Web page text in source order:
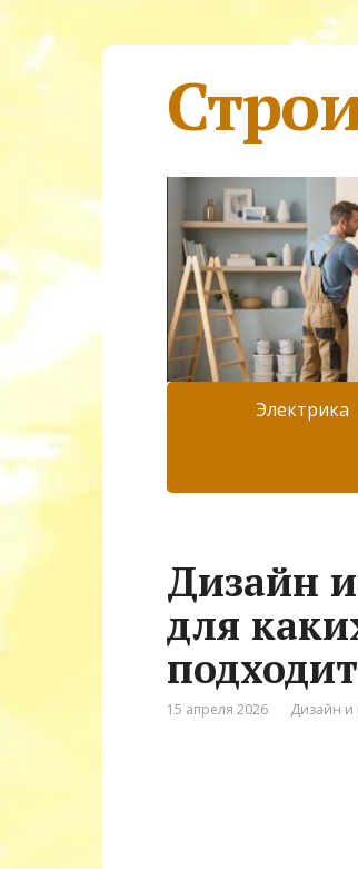
Электрика
Дизайн
для
подходит
15 апреля 2026 Дизайн и